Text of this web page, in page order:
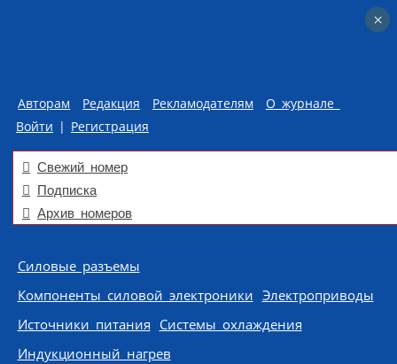
Авторам Редакция Рекламодателям
О журнале
Войти | Регистрация
Свежий номер
Подписка
Архив номеров
Skip to content
Силовые разъемы
Компоненты силовой электроники Электроприводы
Источники питания Системы охлаждения
Индукционный нагрев
×
×